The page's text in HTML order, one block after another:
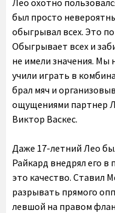
Лео охотно
был просто
обыгрывал всех. Это
Обыгрывает всех и
не имели значения. Мы
учили играть в
брал мяч и
ощущениями партнер
Виктор Васкес.
Даже 17-летний Лео
Райкард внедрял его в
это качество. Ставил
разрывать прямого
левшой на правом